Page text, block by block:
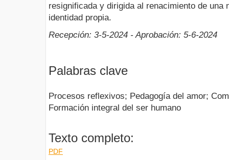
resignificada y dirigida al renacimiento de una
identidad propia.
Recepción: 3-5-2024 - Aprobación: 5-6-2024
Palabras clave
Procesos reflexivos; Pedagogía del amor;
Formación integral del ser humano
Texto completo:
PDF